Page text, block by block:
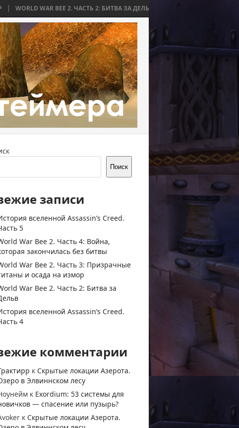
BEE 2. ЧАСТЬ 2: БИТВА ЗА ДЕЛЬВ WORLD WAR BEE 2. ЧАСТЬ 1: ПРИЧИНЫ
Поиск
записи
вселенной Assassin’s Creed.
5
War Bee 2. Часть 4: Война,
закончилась без битвы
War Bee 2. Часть 3: Призрачные
и осада на измор
War Bee 2. Часть 2: Битва за
вселенной Assassin’s Creed.
4
комментарии
к Скрытые локации Азерота.
в Элвиннском лесу
к Exordium: 53 системы для
— спасение или пузырь?
к Скрытые локации Азерота.